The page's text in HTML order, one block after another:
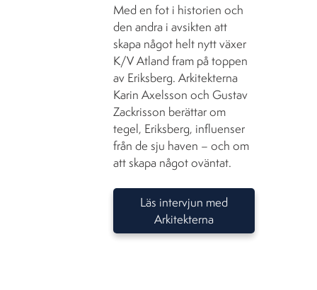
Med en fot i historien och
den andra i avsikten att
skapa något helt nytt växer
K/V Atland fram på toppen
av Eriksberg. Arkitekterna
Karin Axelsson och Gustav
Zackrisson berättar om
tegel, Eriksberg, influenser
från de sju haven – och om
att skapa något oväntat.
Läs intervjun med
Arkitekterna